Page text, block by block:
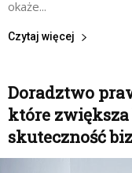
okaże...
Czytaj więcej
Doradztwo
które
skuteczność